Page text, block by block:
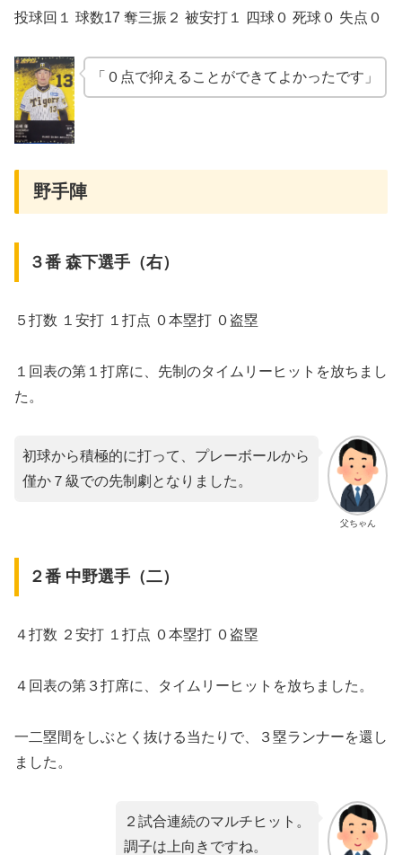
投球回１ 球数17 奪三振２ 被安打１ 四球０ 死球０ 失点０
「０点で抑えることができてよかったです」
野手陣
３番 森下選手（右）
５打数 １安打 １打点 ０本塁打 ０盗塁
１回表の第１打席に、先制のタイムリーヒットを放ちまし
た。
父ちゃん
初球から積極的に打って、プレーボールから
僅か７級での先制劇となりました。
２番 中野選手（二）
４打数 ２安打 １打点 ０本塁打 ０盗塁
４回表の第３打席に、タイムリーヒットを放ちました。
一二塁間をしぶとく抜ける当たりで、３塁ランナーを還し
ました。
２試合連続のマルチヒット。
調子は上向きですね。